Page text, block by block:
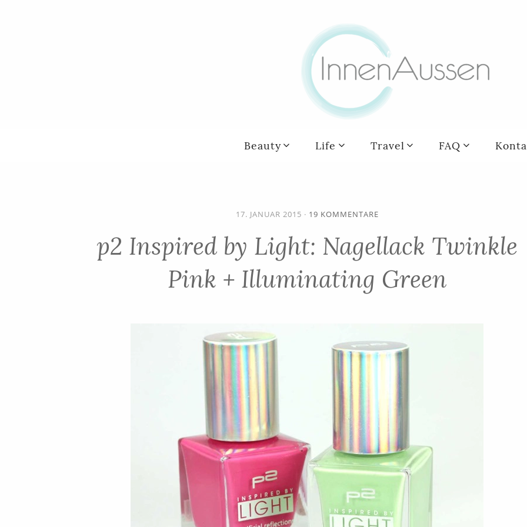
Beauty Life Travel FAQ
17. JANUAR 2015 · 19 KOMMENTARE
p2 Inspired by Light: Nagellack Twinkle
Pink + Illuminating Green